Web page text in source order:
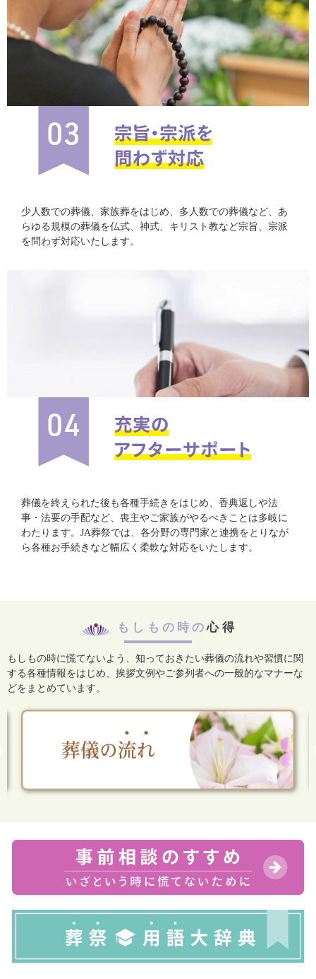
少人数での葬儀、家族葬をはじめ、多人数での葬儀など、あ
らゆる規模の葬儀を仏式、神式、キリスト教など宗旨、宗派
を問わず対応いたします。
葬儀を終えられた後も各種手続きをはじめ、香典返しや法
事・法要の手配など、喪主やご家族がやるべきことは多岐に
わたります。JA葬祭では、各分野の専門家と連携をとりなが
ら各種お手続きなど幅広く柔軟な対応をいたします。
もしもの時の心得
もしもの時に慌てないよう、知っておきたい葬儀の流れや習慣に関
する各種情報をはじめ、 挨拶文例やご参列者への一般的なマナーな
どをまとめています。